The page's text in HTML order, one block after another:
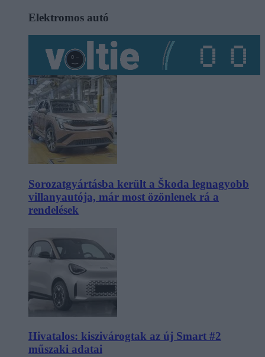
Elektromos autó
Sorozatgyártásba került a Škoda legnagyobb
villanyautója, már most özönlenek rá a
rendelések
Hivatalos: kiszivárogtak az új Smart #2
műszaki adatai